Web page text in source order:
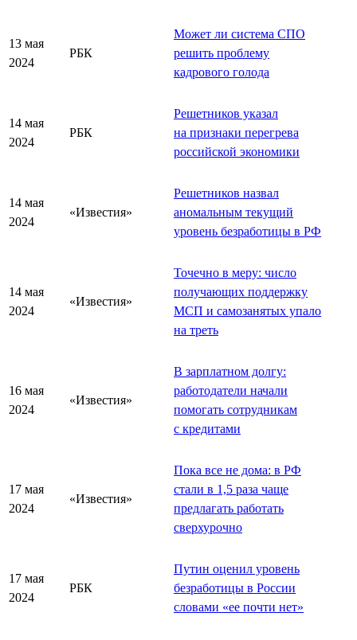
13 мая
2024
РБК
Может ли система СПО
решить проблему
кадрового голода
14 мая
2024
РБК
Решетников указал
на признаки перегрева
российской экономики
14 мая
2024
«Известия»
Решетников назвал
аномальным текущий
уровень безработицы в РФ
14 мая
2024
«Известия»
Точечно в меру: число
получающих поддержку
МСП и самозанятых упало
на треть
16 мая
2024
«Известия»
В зарплатном долгу:
работодатели начали
помогать сотрудникам
с кредитами
17 мая
2024
«Известия»
Пока все не дома: в РФ
стали в 1,5 раза чаще
предлагать работать
сверхурочно
17 мая
2024
РБК
Путин оценил уровень
безработицы в России
словами «ее почти нет»